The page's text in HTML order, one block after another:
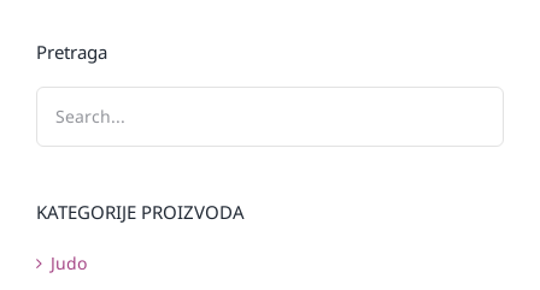
Pretraga
KATEGORIJE PROIZVODA
Judo